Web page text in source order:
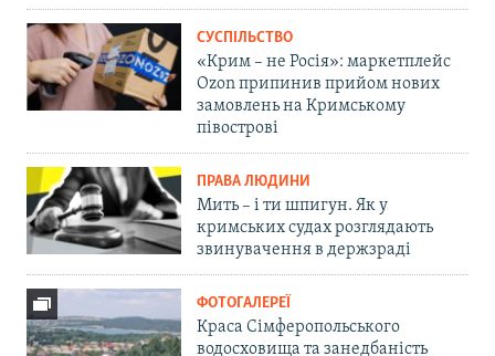
СУСПІЛЬСТВО
«Крим – не Росія»: маркетплейс
Ozon припинив прийом нових
замовлень на Кримському
півострові
ПРАВА ЛЮДИНИ
Мить – і ти шпигун. Як у
кримських судах розглядають
звинувачення в держзраді
ФОТОГАЛЕРЕЇ
Краса Сімферопольського
водосховища та занедбаність